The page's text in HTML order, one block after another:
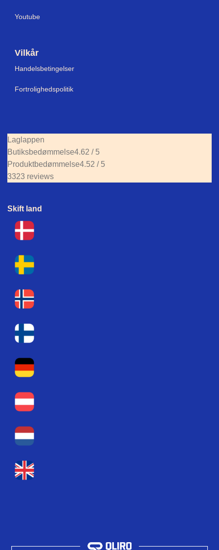
Youtube
Vilkår
Handelsbetingelser
Fortrolighedspolitik
Laglappen
Butiksbedømmelse4.62 / 5
Produktbedømmelse4.52 / 5
3323 reviews
Skift land